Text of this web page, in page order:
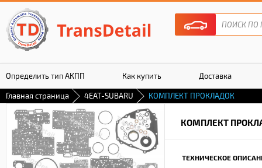
Определить тип АКПП Как купить Доставка
Гарантия
Главная страница 4EAT-SUBARU КОМПЛЕКТ ПРОКЛАДОК
КОМПЛЕКТ
ТЕХНИЧЕСКОЕ